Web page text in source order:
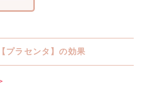
プラセンタ】の効果